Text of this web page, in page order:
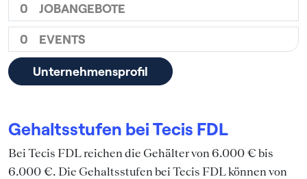
0 JOBANGEBOTE
0 EVENTS
Unternehmensprofil
Gehaltsstufen bei Tecis FDL
Bei Tecis FDL reichen die Gehälter von 6.000 € bis
6.000 €. Die Gehaltsstufen bei Tecis FDL können von